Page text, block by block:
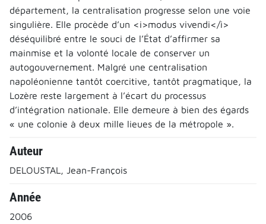
département, la centralisation progresse selon une voie
singulière. Elle procède d’un <i>modus vivendi</i>
déséquilibré entre le souci de l’État d’affirmer sa
mainmise et la volonté locale de conserver un
autogouvernement. Malgré une centralisation
napoléonienne tantôt coercitive, tantôt pragmatique, la
Lozère reste largement à l’écart du processus
d’intégration nationale. Elle demeure à bien des égards
« une colonie à deux mille lieues de la métropole ».
Auteur
DELOUSTAL, Jean-François
Année
2006